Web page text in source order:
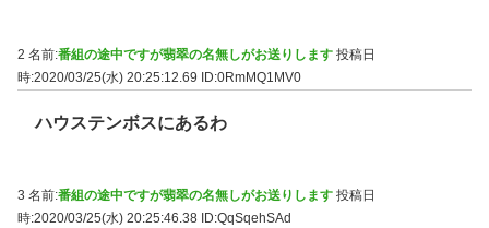
2 名前:番組の途中ですが翡翠の名無しがお送りします 投稿日
時:2020/03/25(水) 20:25:12.69
ID:0RmMQ1MV0
ハウステンボスにあるわ
3 名前:番組の途中ですが翡翠の名無しがお送りします 投稿日
時:2020/03/25(水) 20:25:46.38 ID:QqSqehSAd